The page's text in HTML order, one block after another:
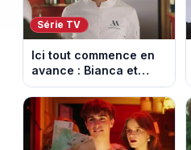
Série TV
Ici tout commence en
avance : Bianca et
Loup s’embrassent.
Episode du 11 août
2026 (spoiler)